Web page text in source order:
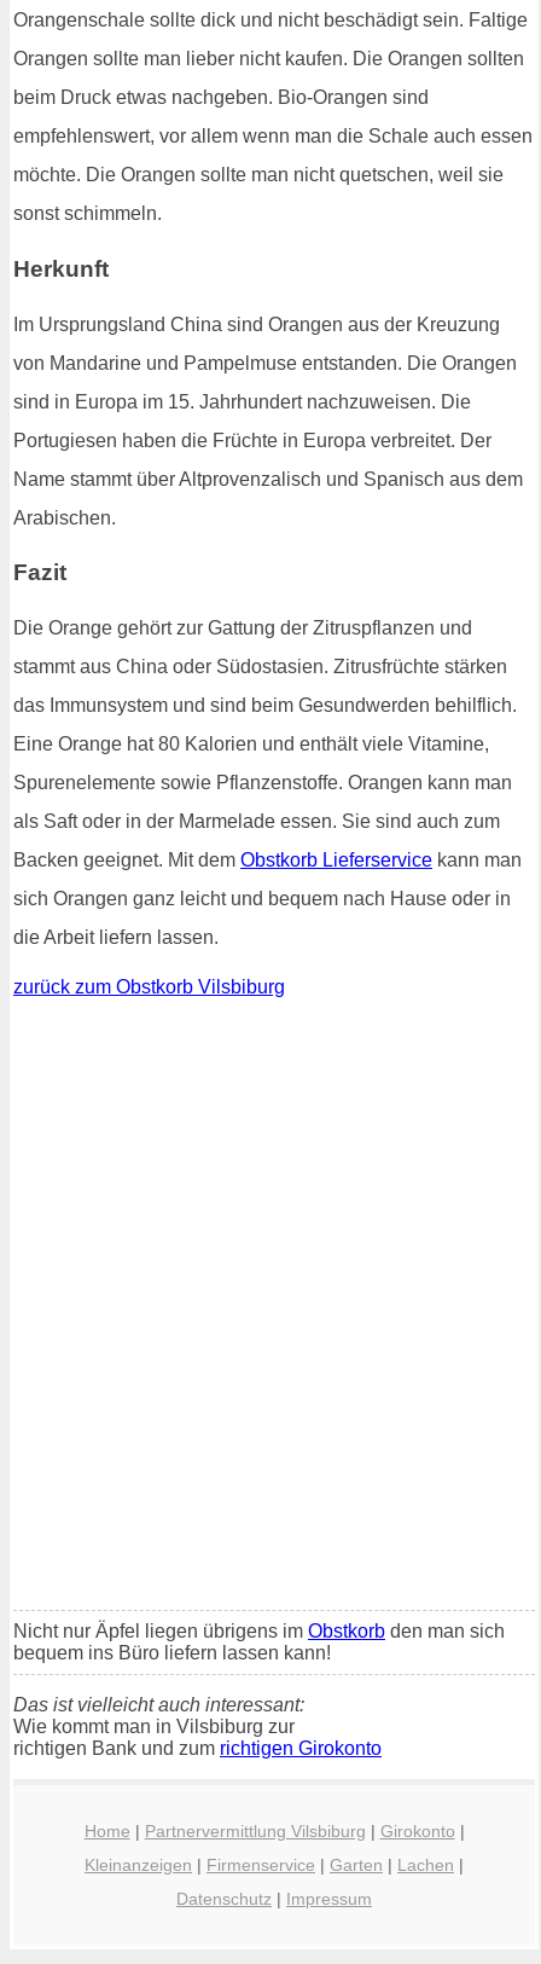
Orangenschale sollte dick und nicht beschädigt sein. Faltige
Orangen sollte man lieber nicht kaufen. Die Orangen sollten
beim Druck etwas nachgeben. Bio-Orangen sind
empfehlenswert, vor allem wenn man die Schale auch essen
möchte. Die Orangen sollte man nicht quetschen, weil sie
sonst schimmeln.
Herkunft
Im Ursprungsland China sind Orangen aus der Kreuzung
von Mandarine und Pampelmuse entstanden. Die Orangen
sind in Europa im 15. Jahrhundert nachzuweisen. Die
Portugiesen haben die Früchte in Europa verbreitet. Der
Name stammt über Altprovenzalisch und Spanisch aus dem
Arabischen.
Fazit
Die Orange gehört zur Gattung der Zitruspflanzen und
stammt aus China oder Südostasien. Zitrusfrüchte stärken
das Immunsystem und sind beim Gesundwerden behilflich.
Eine Orange hat 80 Kalorien und enthält viele Vitamine,
Spurenelemente sowie Pflanzenstoffe. Orangen kann man
als Saft oder in der Marmelade essen. Sie sind auch zum
Backen geeignet. Mit dem Obstkorb Lieferservice kann man
sich Orangen ganz leicht und bequem nach Hause oder in
die Arbeit liefern lassen.
zurück zum Obstkorb Vilsbiburg
Nicht nur Äpfel liegen übrigens im Obstkorb den man sich
bequem ins Büro liefern lassen kann!
Das ist vielleicht auch interessant:
Wie kommt man in Vilsbiburg zur
richtigen Bank und zum richtigen Girokonto
Home | Partnervermittlung Vilsbiburg | Girokonto |
Kleinanzeigen | Firmenservice | Garten | Lachen |
Datenschutz | Impressum